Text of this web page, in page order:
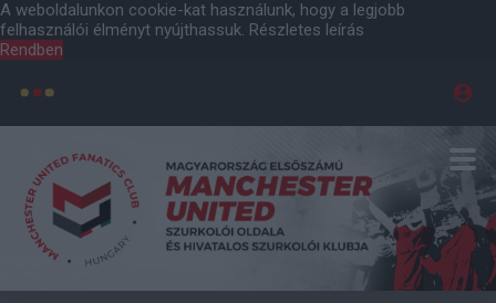
A weboldalunkon cookie-kat használunk, hogy a legjobb
felhasználói élményt nyújthassuk. Részletes leírás
Rendben